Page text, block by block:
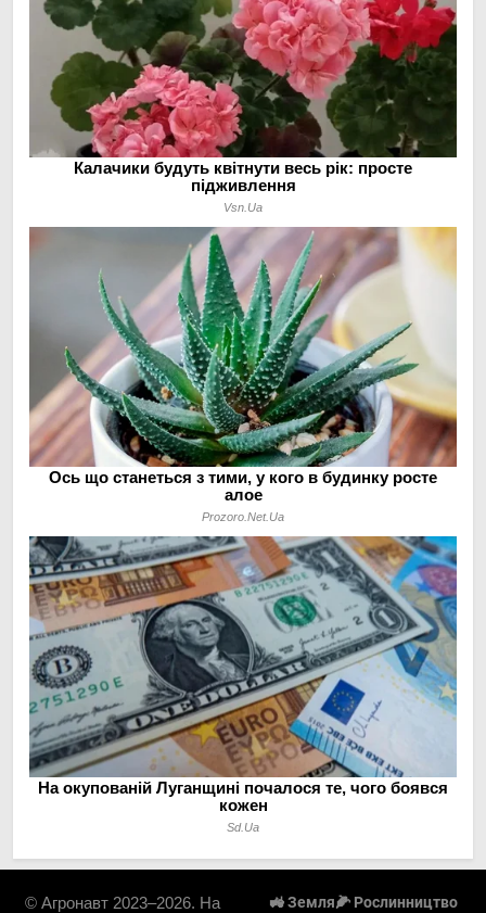
© Агронавт 2023–2026. На 🚜 Земля🌽 Рослинництво